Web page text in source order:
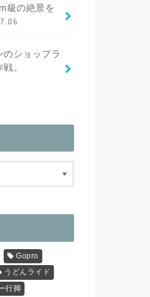
級の絶景を
のショップラ
。
Gopro
うどんライド
行脚